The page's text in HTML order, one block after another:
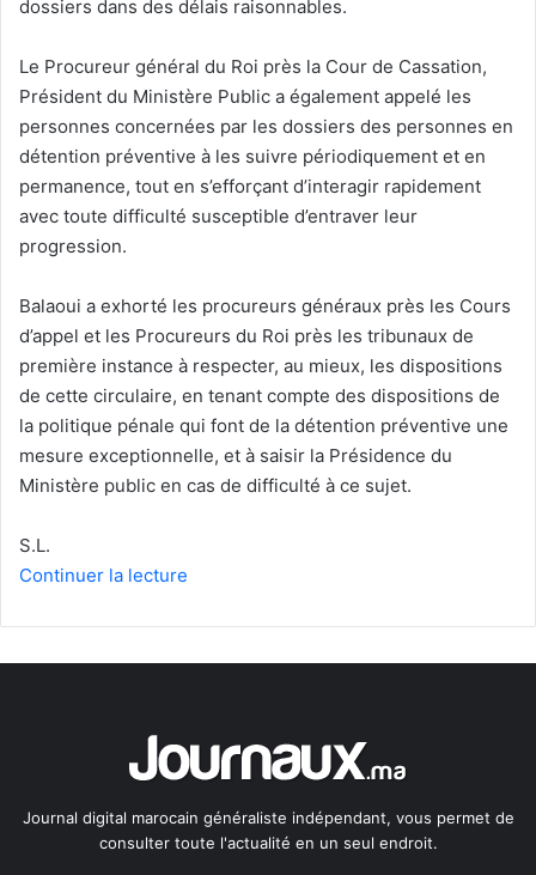
dossiers dans des délais raisonnables.
Le Procureur général du Roi près la Cour de Cassation,
Président du Ministère Public a également appelé les
personnes concernées par les dossiers des personnes en
détention préventive à les suivre périodiquement et en
permanence, tout en s’efforçant d’interagir rapidement
avec toute difficulté susceptible d’entraver leur
progression.
Balaoui a exhorté les procureurs généraux près les Cours
d’appel et les Procureurs du Roi près les tribunaux de
première instance à respecter, au mieux, les dispositions
de cette circulaire, en tenant compte des dispositions de
la politique pénale qui font de la détention préventive une
mesure exceptionnelle, et à saisir la Présidence du
Ministère public en cas de difficulté à ce sujet.
S.L.
Continuer la lecture
Journal digital marocain généraliste indépendant, vous permet de
consulter toute l'actualité en un seul endroit.